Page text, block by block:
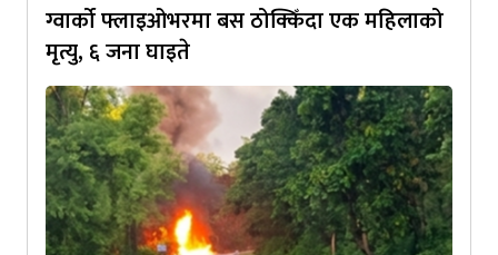
ग्वार्को फ्लाइओभरमा बस ठोक्किँदा एक महिलाको
मृत्यु, ६ जना घाइते